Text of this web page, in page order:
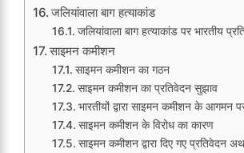
जलियांवाला बाग हत्याकांड
जलियांवाला बाग हत्याकांड पर भारतीय
साइमन कमीशन
साइमन कमीशन का गठन
साइमन कमीशन का प्रतिवेदन सुझाव
भारतीयों द्वारा साइमन कमीशन के आगमन
साइमन कमीशन के विरोध का कारण
साइमन कमीशन द्वारा दिए गए प्रतिवेदन